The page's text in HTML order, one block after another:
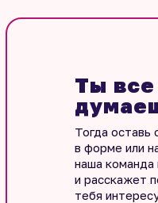
Ты
Тогда оставь
в форме или
наша
и расскажет
тебя